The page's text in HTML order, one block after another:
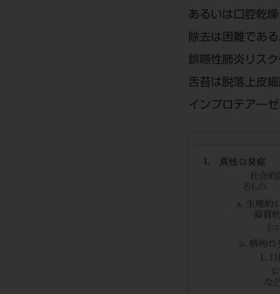
あるいは口腔乾
除去は困難であ
誤嚥性肺炎リス
舌苔は脱落上皮
インプロテアー